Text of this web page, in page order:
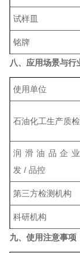
试样皿
铭牌
八、应用场景与行
使用单位
石油化工生产质检
润滑油品企
发 / 品控
第三方检测机构
科研机构
九、使用注意事项